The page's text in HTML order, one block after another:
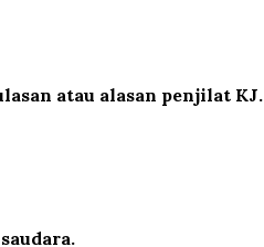
atau alasan penjilat KJ.